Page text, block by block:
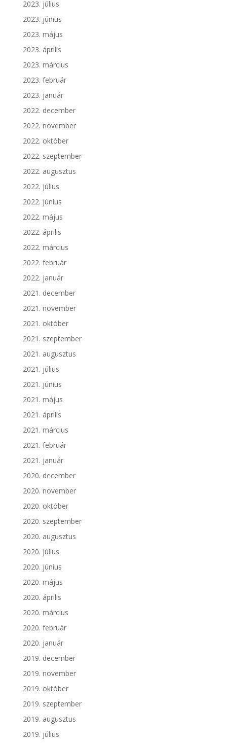
2023. július
2023. június
2023. május
2023. április
2023. március
2023. február
2023. január
2022. december
2022. november
2022. október
2022. szeptember
2022. augusztus
2022. július
2022. június
2022. május
2022. április
2022. március
2022. február
2022. január
2021. december
2021. november
2021. október
2021. szeptember
2021. augusztus
2021. július
2021. június
2021. május
2021. április
2021. március
2021. február
2021. január
2020. december
2020. november
2020. október
2020. szeptember
2020. augusztus
2020. július
2020. június
2020. május
2020. április
2020. március
2020. február
2020. január
2019. december
2019. november
2019. október
2019. szeptember
2019. augusztus
2019. július